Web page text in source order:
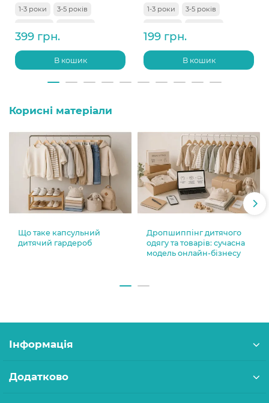
1-3 роки
3-5 років
9-11 років
399 грн.
В кошик
1-3 роки
3-5 років
199 грн.
В кошик
Корисні матеріали
Що таке капсульний
дитячий гардероб
Дропшиппінг дитячого
одягу та товарів: сучасна
модель онлайн-бізнесу
Інформація
Додатково